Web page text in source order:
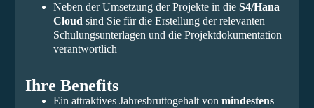
Neben der Umsetzung der Projekte in die S4/Hana
Cloud sind Sie für die Erstellung der relevanten
Schulungsunterlagen und die Projektdokumentation
verantwortlich
Ihre Benefits
Ein attraktives Jahresbruttogehalt von mindestens